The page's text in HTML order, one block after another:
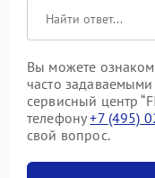
Вы можете
часто
сервисный центр
телефону+7 (495)
свой вопрос.